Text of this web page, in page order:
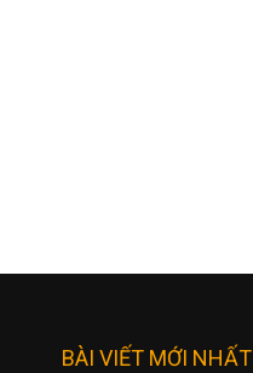
BÀI VIẾT MỚI NHẤT